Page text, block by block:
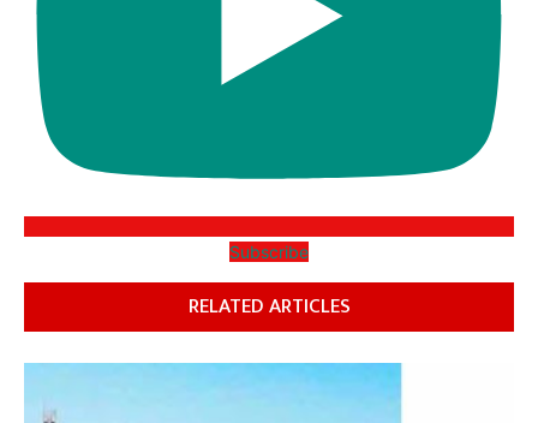
Subscribe
RELATED ARTICLES